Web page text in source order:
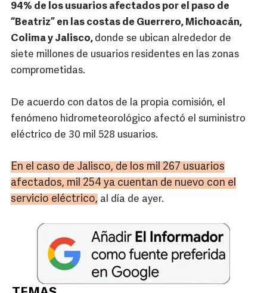
94% de los usuarios afectados por el paso de
“Beatriz” en las costas de Guerrero, Michoacán,
Colima y Jalisco, donde se ubican alrededor de
siete millones de usuarios residentes en las zonas
comprometidas.
De acuerdo con datos de la propia comisión, el
fenómeno hidrometeorológico afectó el suministro
eléctrico de 30 mil 528 usuarios.
En el caso de Jalisco, de los mil 267 usuarios
afectados, mil 254 ya cuentan de nuevo con el
servicio eléctrico, al día de ayer.